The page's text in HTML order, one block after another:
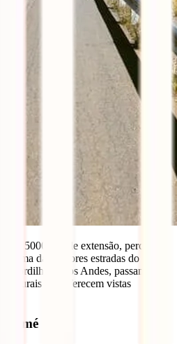
de 5000kms de extensão, percorre a
uma das maiores estradas do
Cordilheira dos Andes, passando
Naturais que oferecem vistas
Tomé